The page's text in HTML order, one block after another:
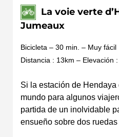
La voie verte
Jumeaux
Bicicleta – 30 min. – Muy fácil
Distancia : 13km – Elevación
Si la estación de Hendaya
mundo para algunos
partida de un inolvidable
ensueño sobre dos